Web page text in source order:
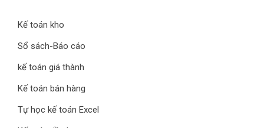
Kế toán kho
Sổ sách-Báo cáo
kế toán giá thành
Kế toán bán hàng
Tự học kế toán Excel